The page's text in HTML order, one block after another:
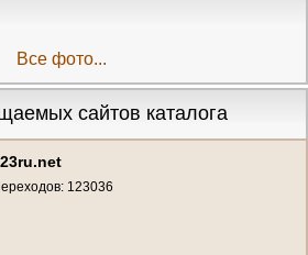
Все фото...
сайтов каталога
123036